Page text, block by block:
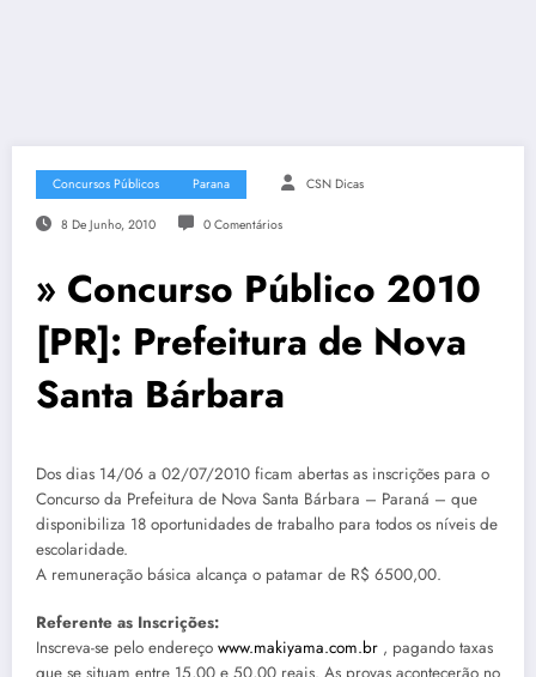
Concursos Públicos Parana CSN Dicas
8 De Junho, 2010 0 Comentários
» Concurso Público 2010
[PR]: Prefeitura de Nova
Santa Bárbara
Dos dias 14/06 a 02/07/2010 ficam abertas as inscrições para o
Concurso da Prefeitura de Nova Santa Bárbara – Paraná – que
disponibiliza 18 oportunidades de trabalho para todos os níveis de
escolaridade.
A remuneração básica alcança o patamar de R$ 6500,00.
Referente as Inscrições:
Inscreva-se pelo endereço www.makiyama.com.br , pagando taxas